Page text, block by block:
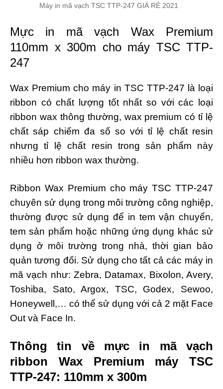
Máy in mã vạch TSC TTP-247 GIÁ RẺ 2021
Mực in mã vạch Wax Premium
110mm x 300m cho máy TSC TTP-
247
Wax Premium cho máy in TSC TTP-247 là loại
ribbon có chất lượng tốt nhất so với các loại
ribbon wax thông thường, wax premium có tỉ lệ
chất sáp chiếm đa số so với tỉ lệ chất resin
nhưng tỉ lệ chất resin trong sản phẩm này
nhiều hơn ribbon wax thường.
Ribbon Wax Premium cho máy TSC TTP-247
chuyên sử dụng trong môi trường công nghiệp,
thường được sử dụng để in tem vận chuyển,
tem sản phẩm hoặc những ứng dụng khác sử
dụng ở môi trường trong nhà, thời gian bảo
quản tương đối. Sử dụng cho tất cả các máy in
mã vạch như: Zebra, Datamax, Bixolon, Avery,
Toshiba, Sato, Argox, TSC, Godex, Sewoo,
Honeywell,… có thể sử dụng với cả 2 mặt Face
Out và Face In.
Thông tin về mực in mã vạch
ribbon Wax Premium máy TSC
TTP-247: 110mm x 300m